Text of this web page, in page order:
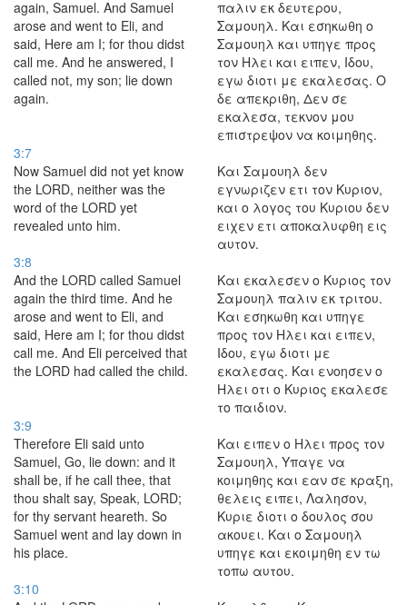
again, Samuel. And Samuel
arose and went to Eli, and
said, Here am I; for thou didst
call me. And he answered, I
called not, my son; lie down
again.
παλιν εκ δευτερου,
Σαμουηλ. Και εσηκωθη ο
Σαμουηλ και υπηγε προς
τον Ηλει και ειπεν, Ιδου,
εγω διοτι με εκαλεσας. Ο
δε απεκριθη, Δεν σε
εκαλεσα, τεκνον μου
επιστρεψον να κοιμηθης.
3:7
Now Samuel did not yet know
the LORD, neither was the
word of the LORD yet
revealed unto him.
Και Σαμουηλ δεν
εγνωριζεν ετι τον Κυριον,
και ο λογος του Κυριου δεν
ειχεν ετι αποκαλυφθη εις
αυτον.
3:8
And the LORD called Samuel
again the third time. And he
arose and went to Eli, and
said, Here am I; for thou didst
call me. And Eli perceived that
the LORD had called the child.
Και εκαλεσεν ο Κυριος τον
Σαμουηλ παλιν εκ τριτου.
Και εσηκωθη και υπηγε
προς τον Ηλει και ειπεν,
Ιδου, εγω διοτι με
εκαλεσας. Και ενοησεν ο
Ηλει οτι ο Κυριος εκαλεσε
το παιδιον.
3:9
Therefore Eli said unto
Samuel, Go, lie down: and it
shall be, if he call thee, that
thou shalt say, Speak, LORD;
for thy servant heareth. So
Samuel went and lay down in
his place.
Και ειπεν ο Ηλει προς τον
Σαμουηλ, Υπαγε να
κοιμηθης και εαν σε κραξη,
θελεις ειπει, Λαλησον,
Κυριε διοτι ο δουλος σου
ακουει. Και ο Σαμουηλ
υπηγε και εκοιμηθη εν τω
τοπω αυτου.
3:10